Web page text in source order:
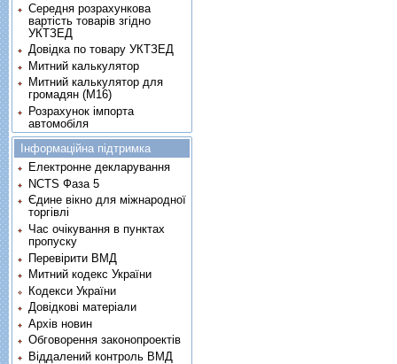
Середня розрахункова
вартість товарів згідно
УКТЗЕД
Довідка по товару УКТЗЕД
Митний калькулятор
Митний калькулятор для
громадян (М16)
Розрахунок імпорта
автомобіля
Інформаційна підтримка
Електронне декларування
NCTS Фаза 5
Єдине вікно для міжнародної
торгівлі
Час очікування в пунктах
пропуску
Перевірити ВМД
Митний кодекс України
Кодекси України
Довідкові матеріали
Архів новин
Обговорення законопроектів
Віддалений контроль ВМД